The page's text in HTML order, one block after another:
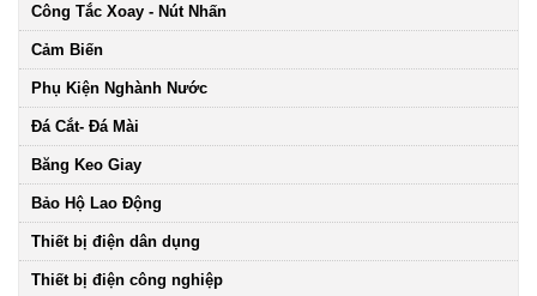
Công Tắc Xoay - Nút Nhấn
Cảm Biến
Phụ Kiện Nghành Nước
Đá Cắt- Đá Mài
Băng Keo Giay
Bảo Hộ Lao Động
Thiết bị điện dân dụng
Thiết bị điện công nghiệp